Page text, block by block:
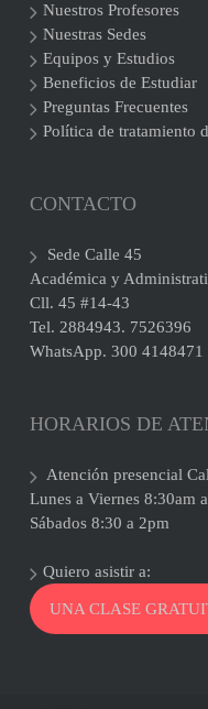
Nuestros Profesores
Nuestras Sedes
Equipos y Estudios
Beneficios de Estudiar
Preguntas Frecuentes
Política de tratamiento
CONTACTO
Sede Calle 45
Académica y
Cll. 45 #14-43
Tel. 2884943. 7526396
WhatsApp. 300 4148471
HORARIOS DE
Atención presencial
Lunes a Viernes 8:30am
Sábados 8:30 a 2pm
Quiero asistir a:
UNA CLASE